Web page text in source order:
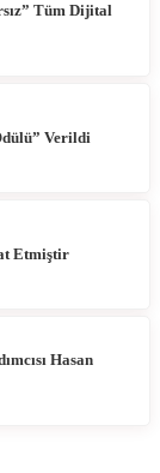
Tüm Dijital
Verildi
Etmiştir
Hasan